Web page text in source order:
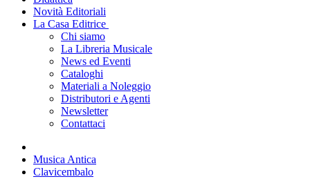
Novità Editoriali
La Casa Editrice
Chi siamo
La Libreria Musicale
News ed Eventi
Cataloghi
Materiali a Noleggio
Distributori e Agenti
Newsletter
Contattaci
Musica Antica
Clavicembalo